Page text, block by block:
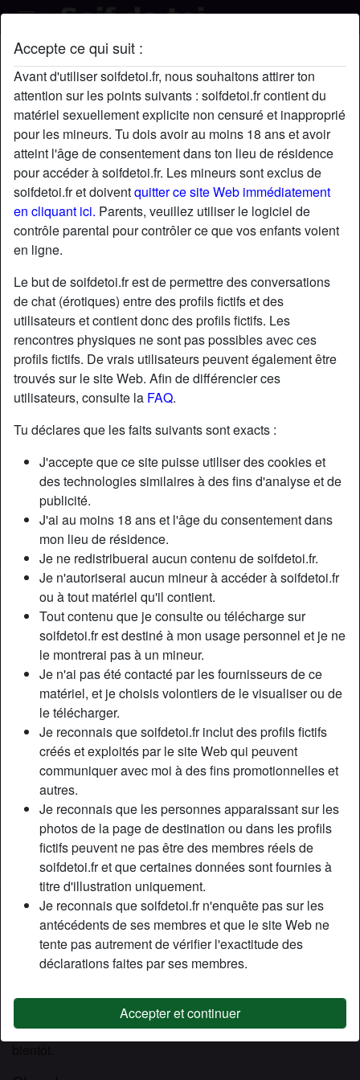
Accepte ce qui suit :
Avant d'utiliser soifdetoi.fr, nous souhaitons attirer ton
attention sur les points suivants : soifdetoi.fr contient du
matériel sexuellement explicite non censuré et inapproprié
pour les mineurs. Tu dois avoir au moins 18 ans et avoir
atteint l'âge de consentement dans ton lieu de résidence
pour accéder à soifdetoi.fr. Les mineurs sont exclus de
soifdetoi.fr et doiventquitter ce site Web immédiatement
en cliquant ici. Parents, veuillez utiliser le logiciel de
contrôle parental pour contrôler ce que vos enfants voient
en ligne.
Le but de soifdetoi.fr est de permettre des conversations
de chat (érotiques) entre des profils fictifs et des
utilisateurs et contient donc des profils fictifs. Les
rencontres physiques ne sont pas possibles avec ces
profils fictifs. De vrais utilisateurs peuvent également être
trouvés sur le site Web. Afin de différencier ces
utilisateurs, consulte la FAQ.
Tu déclares que les faits suivants sont exacts :
J'accepte que ce site puisse utiliser des cookies et
des technologies similaires à des fins d'analyse et de
publicité.
J'ai au moins 18 ans et l'âge du consentement dans
mon lieu de résidence.
Je ne redistribuerai aucun contenu de soifdetoi.fr.
Je n'autoriserai aucun mineur à accéder à soifdetoi.fr
ou à tout matériel qu'il contient.
Tout contenu que je consulte ou télécharge sur
soifdetoi.fr est destiné à mon usage personnel et je ne
le montrerai pas à un mineur.
Je n'ai pas été contacté par les fournisseurs de ce
matériel, et je choisis volontiers de le visualiser ou de
le télécharger.
Je reconnais que soifdetoi.fr inclut des profils fictifs
créés et exploités par le site Web qui peuvent
communiquer avec moi à des fins promotionnelles et
autres.
Je reconnais que les personnes apparaissant sur les
photos de la page de destination ou dans les profils
fictifs peuvent ne pas être des membres réels de
soifdetoi.fr et que certaines données sont fournies à
titre d'illustration uniquement.
Je reconnais que soifdetoi.fr n'enquête pas sur les
antécédents de ses membres et que le site Web ne
tente pas autrement de vérifier l'exactitude des
déclarations faites par ses membres.
Accepter et continuer
EdmeeB's profil
starAjouter chatDiscuter !
Nickname:
Âge:
31
Pays:
France
Département:
Sexe:
Femme
Sexualité:
Relation:
Célibataire
Couleur des cheveux:
Blonde
Couleur des yeux:
Bleu
Taille:
Poids:
51 Kg
Épilé(e):
Oui
Fumeur(euse):
Non
person_pin Description
Hello la compagnie ! Je m’appelle Edmée, je ne connais
pas grand monde sur place. Je viens de découvrir ce site,
donc c’est top, je suis ici avant tout pour tchater avec des
moi ! Des hommes célibataires de préférence. Si le feeling
passe bien, on pourrait organiser un plan cul… A très